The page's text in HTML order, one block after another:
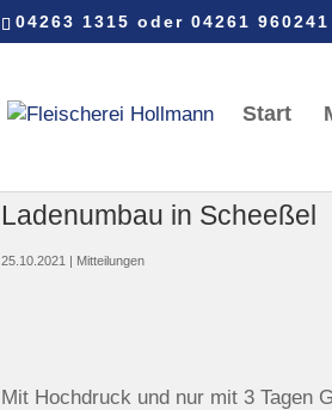
04263 1315 oder 04261 960241
Start
Ladenumbau in Scheeßel
25.10.2021 | Mitteilungen
Mit Hochdruck und nur mit 3 Tagen